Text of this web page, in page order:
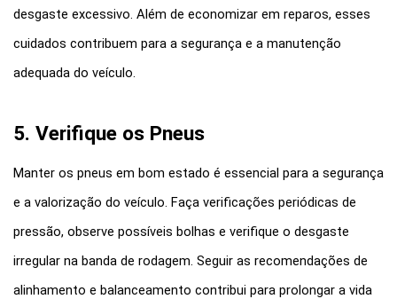
desgaste excessivo. Além de economizar em reparos, esses
cuidados contribuem para a segurança e a manutenção
adequada do veículo.
5. Verifique os Pneus
Manter os pneus em bom estado é essencial para a segurança
e a valorização do veículo. Faça verificações periódicas de
pressão, observe possíveis bolhas e verifique o desgaste
irregular na banda de rodagem. Seguir as recomendações de
alinhamento e balanceamento contribui para prolongar a vida